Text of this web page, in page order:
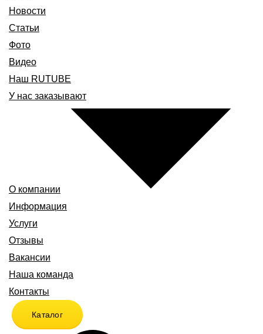
Новости
Статьи
Фото
Видео
Наш RUTUBE
У нас заказывают
О компании
Информация
Услуги
Отзывы
Вакансии
Наша команда
Контакты
Каталог